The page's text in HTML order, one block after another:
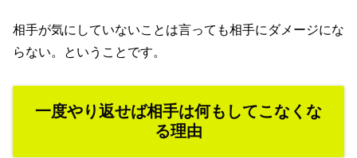
相手が気にしていないことは言っても相手にダメージにな
らない。ということです。
一度やり返せば相手は何もしてこなくな
る理由